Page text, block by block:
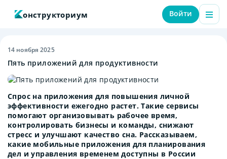
онструкториум Войти
14 ноября 2025
Пять приложений для продуктивности
Спрос на приложения для повышения личной
эффективности ежегодно растет. Такие сервисы
помогают организовывать рабочее время,
контролировать бизнесы и команды, снижают
стресс и улучшают качество сна. Рассказываем,
какие мобильные приложения для планирования
дел и управления временем доступны в России